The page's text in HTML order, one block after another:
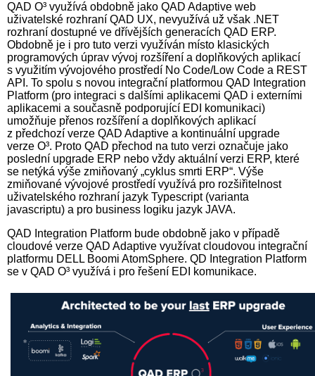
QAD O³ využívá obdobně jako QAD Adaptive web
uživatelské rozhraní QAD UX, nevyužívá už však .NET
rozhraní dostupné ve dřívějších generacích QAD ERP.
Obdobně je i pro tuto verzi využíván místo klasických
programových úprav vývoj rozšíření a doplňkových aplikací
s využitím vývojového prostředí No Code/Low Code a REST
API. To spolu s novou integrační platformou QAD Integration
Platform (pro integraci s dalšími aplikacemi QAD i externími
aplikacemi a současně podporující EDI komunikaci)
umožňuje přenos rozšíření a doplňkových aplikací
z předchozí verze QAD Adaptive a kontinuální upgrade
verze O³. Proto QAD přechod na tuto verzi označuje jako
poslední upgrade ERP nebo vždy aktuální verzi ERP, které
se netýká výše zmiňovaný „cyklus smrti ERP“. Výše
zmiňované vývojové prostředí využívá pro rozšiřitelnost
uživatelského rozhraní jazyk Typescript (varianta
javascriptu) a pro business logiku jazyk JAVA.
QAD Integration Platform bude obdobně jako v případě
cloudové verze QAD Adaptive využívat cloudovou integrační
platformu DELL Boomi AtomSphere. QD Integration Platform
se v QAD O³ využívá i pro řešení EDI komunikace.